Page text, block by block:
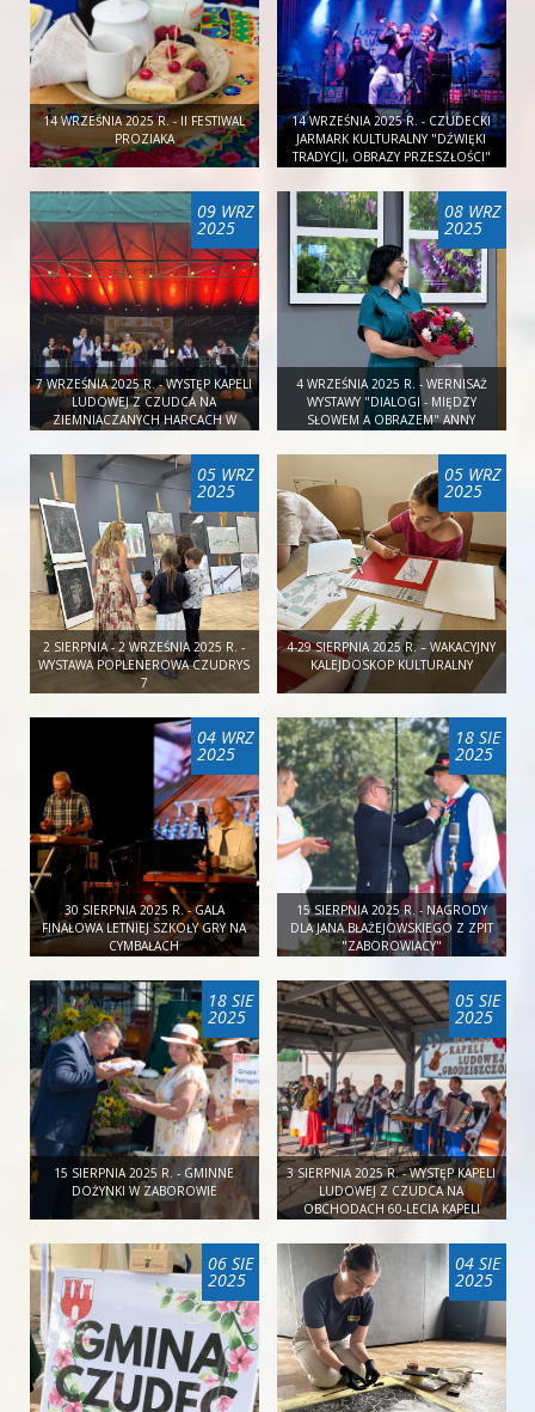
14 WRZEŚNIA 2025 R. - II FESTIWAL
PROZIAKA
14 WRZEŚNIA 2025 R. - CZUDECKI
JARMARK KULTURALNY "DŹWIĘKI
TRADYCJI, OBRAZY PRZESZŁOŚCI"
09 WRZ
2025
7 WRZEŚNIA 2025 R. - WYSTĘP KAPELI
LUDOWEJ Z CZUDCA NA
ZIEMNIACZANYCH HARCACH W
08 WRZ
2025
4 WRZEŚNIA 2025 R. - WERNISAŻ
WYSTAWY "DIALOGI - MIĘDZY
SŁOWEM A OBRAZEM" ANNY
05 WRZ
2025
2 SIERPNIA - 2 WRZEŚNIA 2025 R. -
WYSTAWA POPLENEROWA CZUDRYS
7
05 WRZ
2025
4-29 SIERPNIA 2025 R. – WAKACYJNY
KALEJDOSKOP KULTURALNY
04 WRZ
2025
30 SIERPNIA 2025 R. - GALA
FINAŁOWA LETNIEJ SZKOŁY GRY NA
CYMBAŁACH
18 SIE
2025
15 SIERPNIA 2025 R. - NAGRODY
DLA JANA BŁAŻEJOWSKIEGO Z ZPIT
"ZABOROWIACY"
18 SIE
2025
15 SIERPNIA 2025 R. - GMINNE
DOŻYNKI W ZABOROWIE
05 SIE
2025
3 SIERPNIA 2025 R. - WYSTĘP KAPELI
LUDOWEJ Z CZUDCA NA
OBCHODACH 60-LECIA KAPELI
06 SIE
2025
04 SIE
2025